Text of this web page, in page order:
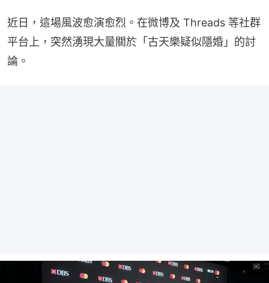
近日，這場風波愈演愈烈。在微博及 Threads 等社群
平台上，突然湧現大量關於「古天樂疑似隱婚」的討
論。